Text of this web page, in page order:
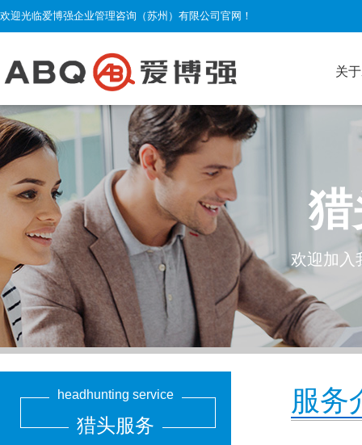
欢迎光临爱博强企业管理咨询（苏州）有限公司官网！
关
欢迎加入
headhunting service
猎头服务
服务